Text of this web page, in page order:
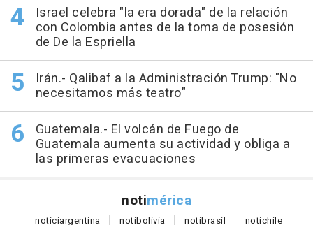
Israel celebra "la era dorada" de la relación
con Colombia antes de la toma de posesión
de De la Espriella
Irán.- Qalibaf a la Administración Trump: "No
necesitamos más teatro"
Guatemala.- El volcán de Fuego de
Guatemala aumenta su actividad y obliga a
las primeras evacuaciones
notimérica
noticiargentina notibolivia notibrasil notichile